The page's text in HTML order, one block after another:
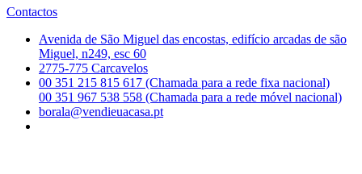
Contactos
Avenida de São Miguel das encostas, edifício arcadas de são
Miguel, n249, esc 60
2775-775 Carcavelos
00 351 215 815 617 (Chamada para a rede fixa nacional)
00 351 967 538 558 (Chamada para a rede móvel nacional)
borala@vendieuacasa.pt